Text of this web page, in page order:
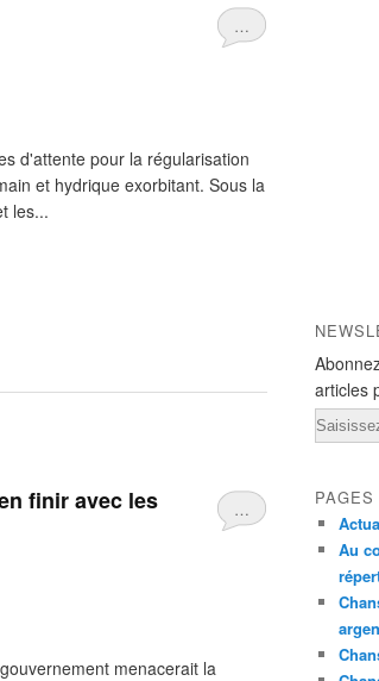
…
d'attente pour la régularisation
et hydrique exorbitant. Sous la
les...
…
finir avec les
menacerait la
articles
Email
PAGES
Au